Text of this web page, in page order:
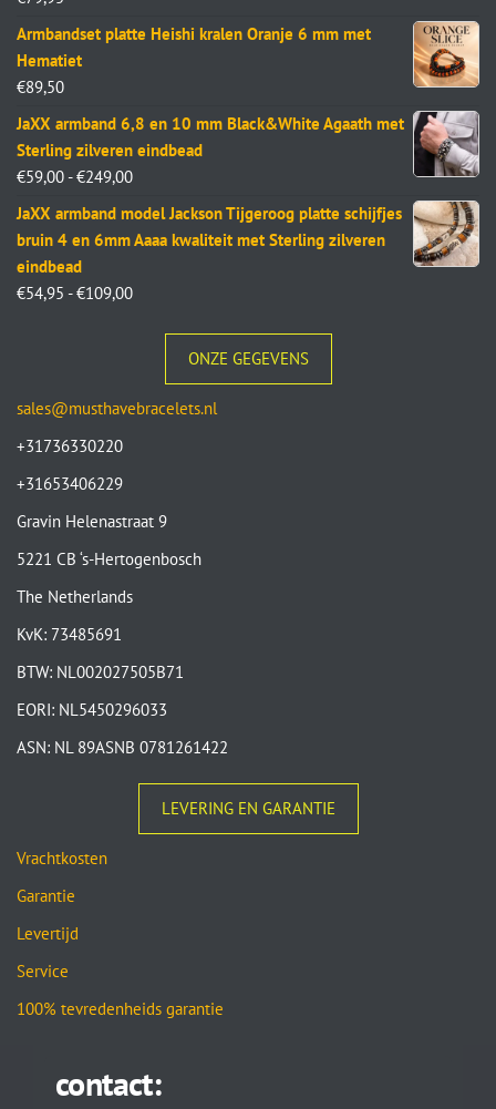
Armbandset platte Heishi kralen Oranje 6 mm met
Hematiet
€89,50
JaXX armband 6,8 en 10 mm Black&White Agaath met
Sterling zilveren eindbead
€59,00 - €249,00
JaXX armband model Jackson Tijgeroog platte schijfjes
bruin 4 en 6mm Aaaa kwaliteit met Sterling zilveren
eindbead
€54,95 - €109,00
ONZE GEGEVENS
sales@musthavebracelets.nl
+31736330220
+31653406229
Gravin Helenastraat 9
5221 CB ‘s-Hertogenbosch
The Netherlands
KvK: 73485691
BTW: NL002027505B71
EORI: NL5450296033
ASN: NL 89ASNB 0781261422
LEVERING EN GARANTIE
Vrachtkosten
Garantie
Levertijd
Service
100% tevredenheids garantie
contact: